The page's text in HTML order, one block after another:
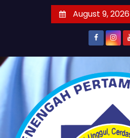
t
August 9, 2026